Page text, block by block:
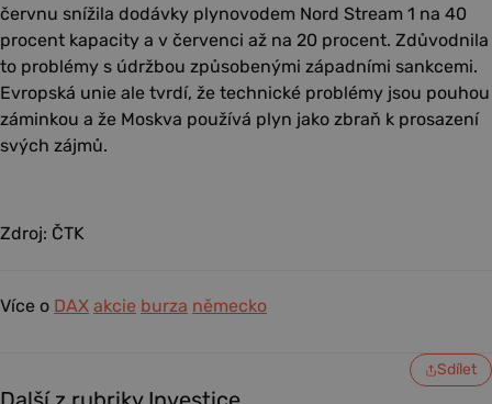
červnu snížila dodávky plynovodem Nord Stream 1 na 40
procent kapacity a v červenci až na 20 procent. Zdůvodnila
to problémy s údržbou způsobenými západními sankcemi.
Evropská unie ale tvrdí, že technické problémy jsou pouhou
záminkou a že Moskva používá plyn jako zbraň k prosazení
svých zájmů.
Zdroj: ČTK
Více o DAX akcie burza německo
Sdílet